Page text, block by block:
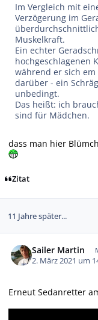
Im Vergleich mit
Verzögerung im
Muskelkraft.
Ein echter
hochgeschlagenen
während er sich
darüber - ein
unbedingt.
Das heißt: ich
sind für Mädchen.
dass man hier
Zitat
11 Jahre später...
Sailer Martin
2. März 2021 um
Erneut Sedanretter